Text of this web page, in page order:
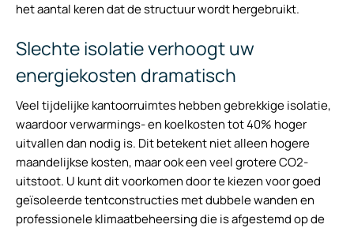
het aantal keren dat de structuur wordt hergebruikt.
Slechte isolatie verhoogt uw
energiekosten dramatisch
Veel tijdelijke kantoorruimtes hebben gebrekkige isolatie,
waardoor verwarmings- en koelkosten tot 40% hoger
uitvallen dan nodig is. Dit betekent niet alleen hogere
maandelijkse kosten, maar ook een veel grotere CO2-
uitstoot. U kunt dit voorkomen door te kiezen voor goed
geïsoleerde tentconstructies met dubbele wanden en
professionele klimaatbeheersing die is afgestemd op de